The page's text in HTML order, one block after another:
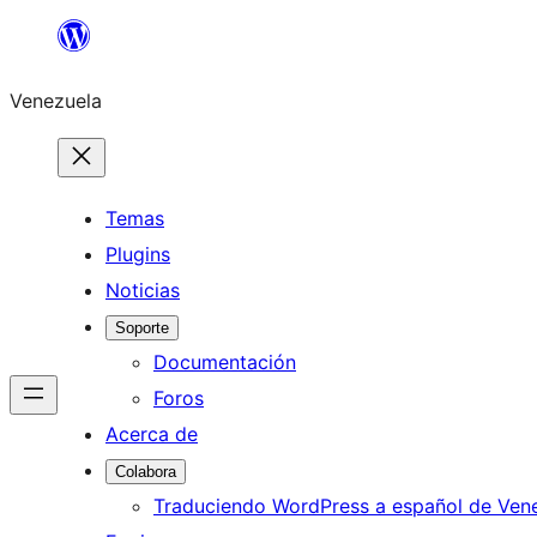
Saltar
contenido
Venezuela
Temas
Plugins
Noticias
Soporte
Documentación
Foros
Acerca de
Colabora
Traduciendo WordPress a español de